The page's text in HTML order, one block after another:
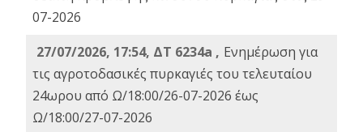
07-2026
27/07/2026, 17:54, ΔΤ 6234a , Ενημέρωση για
τις αγροτοδασικές πυρκαγιές του τελευταίου
24ωρου από Ω/18:00/26-07-2026 έως
Ω/18:00/27-07-2026